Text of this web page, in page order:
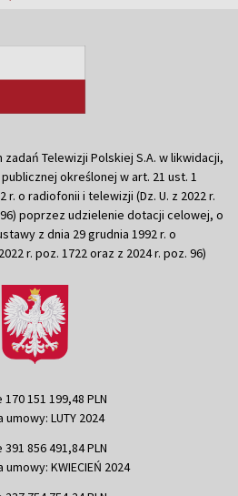
Telewizji Polskiej S.A. w likwidacji,
określonej w art. 21 ust. 1
r. o radiofonii i telewizji (Dz. U. z 2022 r.
poprzez udzielenie dotacji celowej, o
z dnia 29 grudnia 1992 r. o
r. poz. 1722 oraz z 2024 r. poz. 96)
151 199,48 PLN
LUTY 2024
856 491,84 PLN
KWIECIEŃ 2024